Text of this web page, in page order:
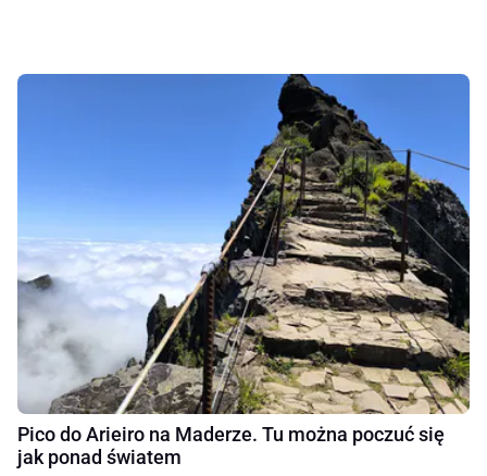
Pico do Arieiro na Maderze. Tu można poczuć się
jak ponad światem